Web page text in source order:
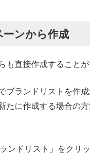
ンから作成
も直接作成することが
ブランドリストを作成
たに作成する場合の
ンドリスト」をクリ